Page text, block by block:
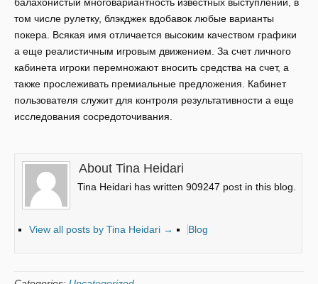
балахонистый многовариантность известных выступлений, в
том числе рулетку, блэкджек вдобавок любые варианты
покера. Всякая имя отличается высоким качеством графики
а еще реалистичным игровым движением. За счет личного
кабинета игроки перемножают вносить средства на счет, а
также прослеживать премиальные предложения. Кабинет
пользователя служит для контроля результативности а еще
исследования сосредоточивания.
About Tina Heidari
Tina Heidari has written 909247 post in this blog.
View all posts by Tina Heidari → Blog